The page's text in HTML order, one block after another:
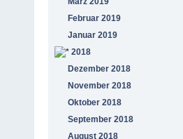
Februar 2019
Januar 2019
2018
Dezember 2018
November 2018
Oktober 2018
September 2018
August 2018